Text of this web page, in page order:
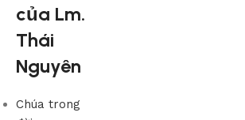
của Lm.
Thái
Nguyên
Chúa trong